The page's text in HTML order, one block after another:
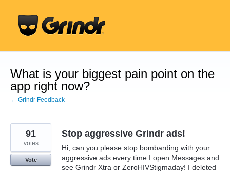
content
What is your biggest pain point on the
app right now?
← Grindr Feedback
Stop aggressive Grindr ads!
Hi, can you please stop bombarding with your
aggressive ads every time I open Messages and
see Grindr Xtra or ZeroHIVStigmaday! I deleted
91
votes
Vote